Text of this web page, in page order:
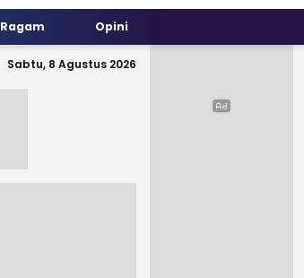
Ragam Opini
Sabtu, 8 Agustus 2026